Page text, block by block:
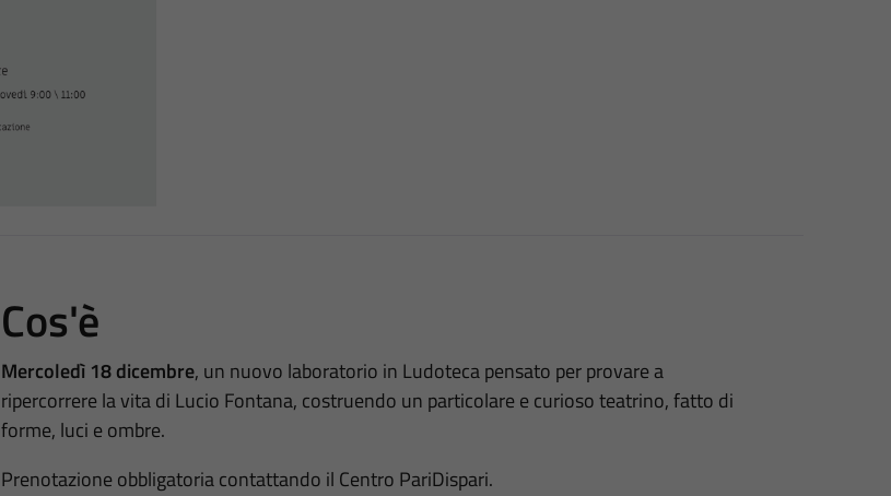
Cos'è
Mercoledì 18 dicembre, un nuovo laboratorio in Ludoteca pensato per provare a
ripercorrere la vita di Lucio Fontana, costruendo un particolare e curioso teatrino, fatto di
forme, luci e ombre.
Prenotazione obbligatoria contattando il Centro PariDispari.